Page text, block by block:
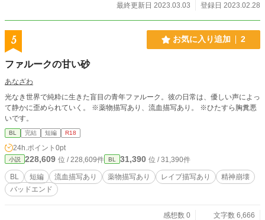
最終更新日 2023.03.03
登録日 2023.02.28
5 お気に入り追加 2
ファルークの甘い砂
あなざわ
光なき世界で純粋に生きた盲目の青年ファルーク。彼の日常は、優しい声によっ
て静かに歪められていく。 ※薬物描写あり、流血描写あり。 ※ひたすら胸糞悪
いです。
BL 完結 短編 R18
24h.ポイント 0pt
小説 228,609 位 / 228,609件 BL 31,390 位 / 31,390件
BL 短編 流血描写あり 薬物描写あり レイプ描写あり
精神崩壊
バッドエンド
感想数 0
文字数 6,666